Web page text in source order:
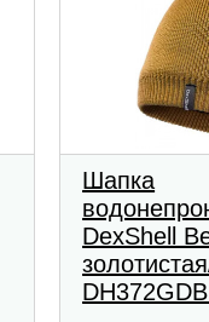
Шапка
DexShell